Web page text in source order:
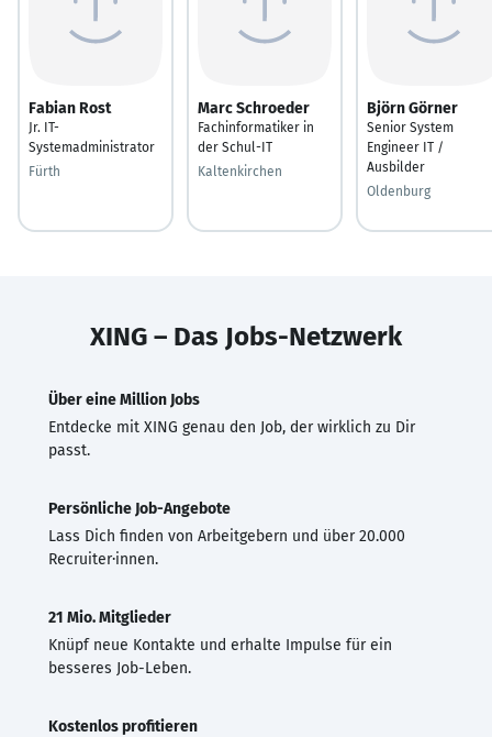
Fabian Rost
Jr. IT-
Systemadministrator
Fürth
Marc Schroeder
Fachinformatiker in
der Schul-IT
Kaltenkirchen
Björn Görner
Senior System
Engineer IT /
Ausbilder
Oldenburg
XING – Das Jobs-Netzwerk
Über eine Million Jobs
Entdecke mit XING genau den Job, der wirklich zu Dir
passt.
Persönliche Job-Angebote
Lass Dich finden von Arbeitgebern und über 20.000
Recruiter·innen.
21 Mio. Mitglieder
Knüpf neue Kontakte und erhalte Impulse für ein
besseres Job-Leben.
Kostenlos profitieren